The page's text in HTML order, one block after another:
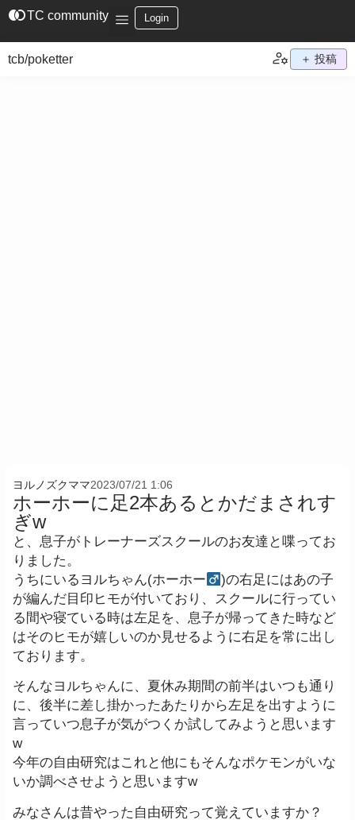
join_leftTC community Login
tcb/poketter ＋ 投稿
ヨルノズクママ2023/07/21 1:06
ホーホーに足2本あるとかだまされす
ぎw
と、息子がトレーナーズスクールのお友達と喋ってお
りました。
うちにいるヨルちゃん(ホーホー
)の右足にはあの子
が編んだ目印ヒモが付いており、スクールに行ってい
る間や寝ている時は左足を、息子が帰ってきた時など
はそのヒモが嬉しいのか見せるように右足を常に出し
ております。
そんなヨルちゃんに、夏休み期間の前半はいつも通り
に、後半に差し掛かったあたりから左足を出すように
言っていつ息子が気がつくか試してみようと思います
w
今年の自由研究はこれと他にもそんなポケモンがいな
いか調べさせようと思いますw
みなさんは昔やった自由研究って覚えていますか？